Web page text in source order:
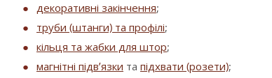
декоративні закінчення;
труби (штанги) та профілі;
кільця та жабки для штор;
магнітні підв’язки та підхвати (розети);